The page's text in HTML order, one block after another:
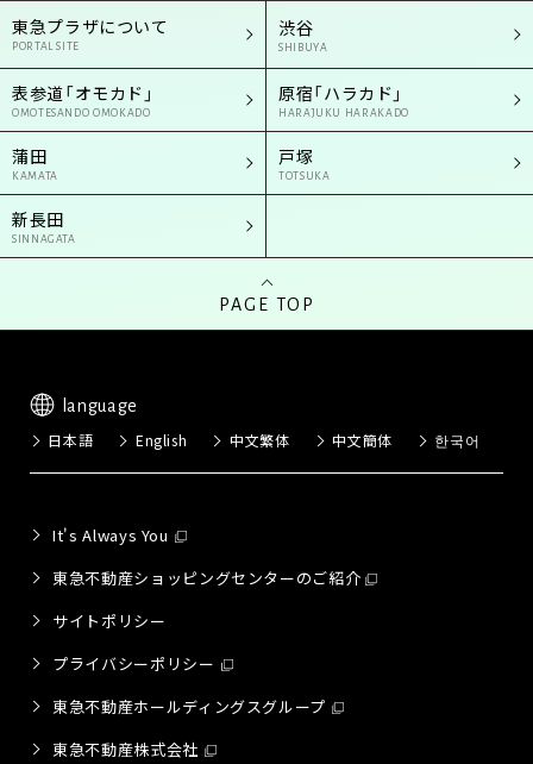
東急プラザについて
PORTAL SITE
渋谷
SHIBUYA
表参道「オモカド」
OMOTESANDO OMOKADO
原宿「ハラカド」
HARAJUKU HARAKADO
蒲田
KAMATA
戸塚
TOTSUKA
新長田
SINNAGATA
PAGE TOP
language
日本語 English 中文繁体 中文簡体 한국어
It's Always You
東急不動産ショッピングセンターのご紹介
サイトポリシー
プライバシーポリシー
東急不動産ホールディングスグループ
東急不動産株式会社